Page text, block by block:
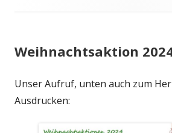
Weihnachtsaktion
Unser Aufruf, unten auch zum
Ausdrucken: